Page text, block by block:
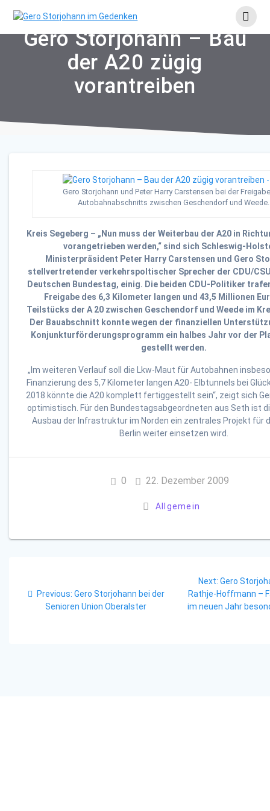
to
Gero Storjohann – Bau
der A20 zügig
vorantreiben
Gero Storjohann und Peter Harry Carstensen bei der
Autobahnabschnitts zwischen Geschendorf und Weede.
Kreis Segeberg – „Nun muss der Weiterbau der A20 in
vorangetrieben werden,“ sind sich Schleswig-
Ministerpräsident Peter Harry Carstensen und Gero
stellvertretender verkehrspoltischer Sprecher der CDU/
Deutschen Bundestag, einig. Die beiden CDU-Politiker
Freigabe des 6,3 Kilometer langen und 43,5 Millionen
Teilstücks der A 20 zwischen Geschendorf und Weede im
Der Bauabschnitt konnte wegen der finanziellen
Konjunkturförderungsprogramm ein halbes Jahr vor der
gestellt werden.
„Im weiteren Verlauf soll die Lkw-Maut für Autobahnen
Finanzierung des 5,7 Kilometer langen A20- Elbtunnels bei
2018 könnte die A20 komplett fertiggestellt sein“, zeigt sich
optimistisch. Für den Bundestagsabgeordneten aus Seth ist
Ausbau der Infrastruktur im Norden ein zentrales Projekt für
Berlin weiter einsetzen wird.
0 22. Dezember 2009
Allgemein
Previous: Previous
post:
Gero Storjohann bei der
Senioren Union Oberalster
Next: Next
post:
Gero
Rathje-Hoffmann –
im neuen Jahr